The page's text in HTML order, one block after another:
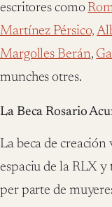
escritores como
Martínez Pérsico,
Margolles Berán,
munches otres.
La Beca Rosario
La beca de
espaciu de la RLX
per parte de